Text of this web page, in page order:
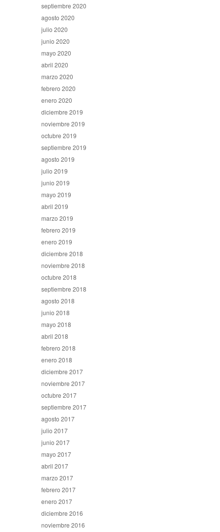
septiembre 2020
agosto 2020
julio 2020
junio 2020
mayo 2020
abril 2020
marzo 2020
febrero 2020
enero 2020
diciembre 2019
noviembre 2019
octubre 2019
septiembre 2019
agosto 2019
julio 2019
junio 2019
mayo 2019
abril 2019
marzo 2019
febrero 2019
enero 2019
diciembre 2018
noviembre 2018
octubre 2018
septiembre 2018
agosto 2018
junio 2018
mayo 2018
abril 2018
febrero 2018
enero 2018
diciembre 2017
noviembre 2017
octubre 2017
septiembre 2017
agosto 2017
julio 2017
junio 2017
mayo 2017
abril 2017
marzo 2017
febrero 2017
enero 2017
diciembre 2016
noviembre 2016